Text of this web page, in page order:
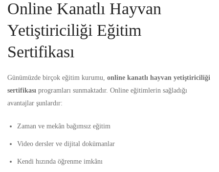
Online Kanatlı Hayvan
Yetiştiriciliği Eğitim
Sertifikası
Günümüzde birçok eğitim kurumu, online kanatlı hayvan yetiştiriciliği
sertifikası programları sunmaktadır. Online eğitimlerin sağladığı
avantajlar şunlardır:
Zaman ve mekân bağımsız eğitim
Video dersler ve dijital dokümanlar
Kendi hızında öğrenme imkânı